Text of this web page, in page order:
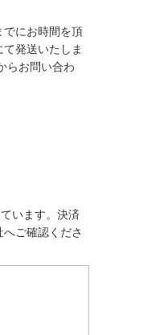
でにお時間を頂
発送いたしま
らお問い合わ
います。決済
ご確認くださ